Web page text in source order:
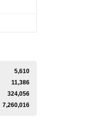
5,610
11,386
324,056
7,260,016